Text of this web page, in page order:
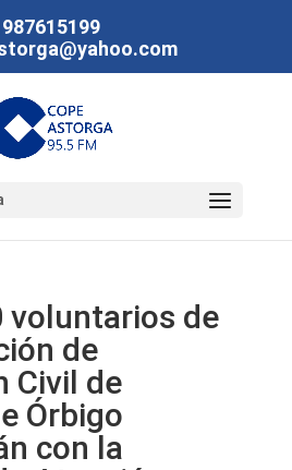
987615199
voluntarios de
de
Civil de
Órbigo
con la